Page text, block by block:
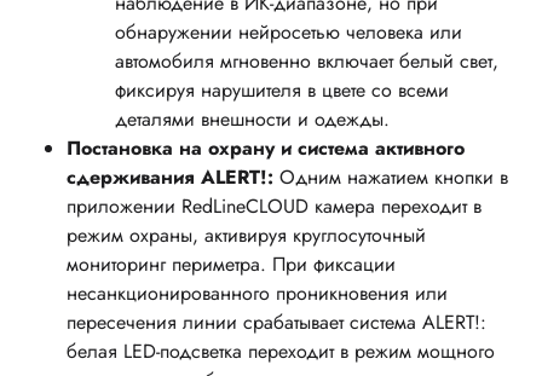
обнаружении нейросетью человека или
автомобиля мгновенно включает белый свет,
фиксируя нарушителя в цвете со всеми
деталями внешности и одежды.
Постановка на охрану и система активного
сдерживания ALERT!: Одним нажатием кнопки в
приложении RedLineCLOUD камера переходит в
режим охраны, активируя круглосуточный
мониторинг периметра. При фиксации
несанкционированного проникновения или
пересечения линии срабатывает система ALERT!:
белая LED-подсветка переходит в режим мощного